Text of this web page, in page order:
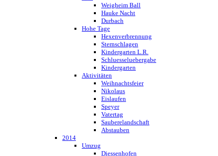
Weigheim Ball
Hauke Nacht
Durbach
Hohe Tage
Hexenverbrennung
Sternschlagen
Kindergarten L.R.
Schluesseluebergabe
Kindergarten
Aktivitäten
Weihnachtsfeier
Nikolaus
Eislaufen
Speyer
Vatertag
Sauberelandschaft
Abstauben
2014
Umzug
Diessenhofen